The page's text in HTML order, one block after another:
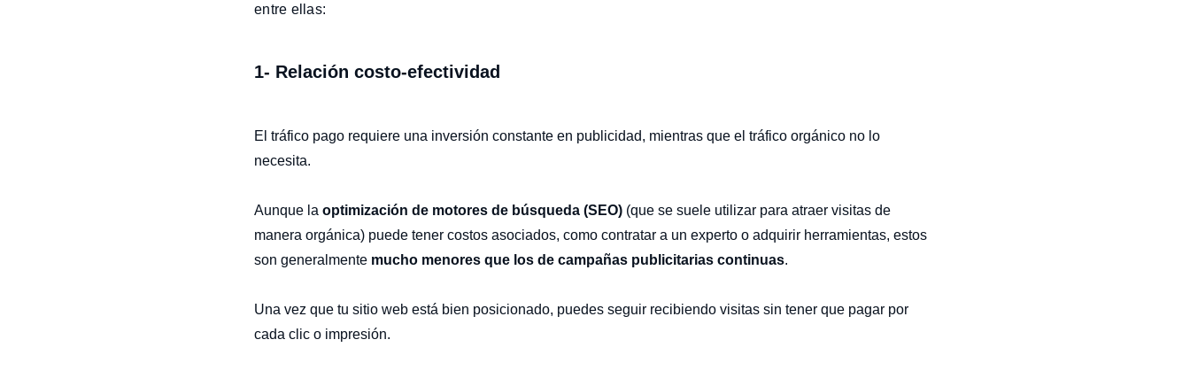
entre ellas:
1- Relación costo-efectividad
El tráfico pago requiere una inversión constante en publicidad, mientras que el tráfico orgánico no lo
necesita.
Aunque la optimización de motores de búsqueda (SEO) (que se suele utilizar para atraer visitas de
manera orgánica) puede tener costos asociados, como contratar a un experto o adquirir herramientas, estos
son generalmente mucho menores que los de campañas publicitarias continuas.
Una vez que tu sitio web está bien posicionado, puedes seguir recibiendo visitas sin tener que pagar por
cada clic o impresión.